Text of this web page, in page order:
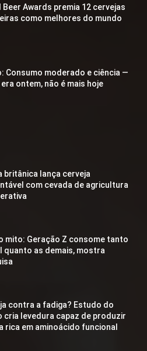
Beer Awards premia 12 cervejas
como melhores do mundo
Consumo moderado e ciência —
ontem, não é mais hoje
britânica lança cerveja
com cevada de agricultura
mito: Geração Z consome tanto
quanto as demais, mostra
contra a fadiga? Estudo do
cria levedura capaz de produzir
rica em aminoácido funcional